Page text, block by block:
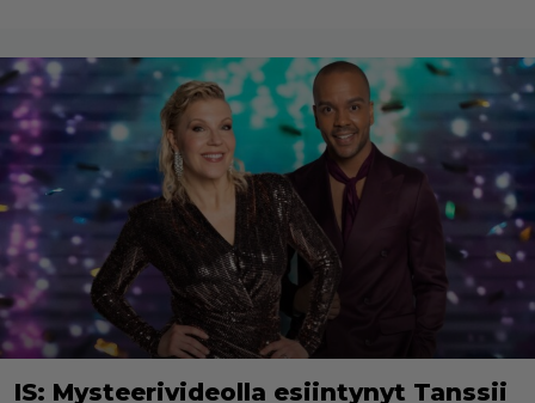
IS: Mysteerivideolla esiintynyt Tanssii